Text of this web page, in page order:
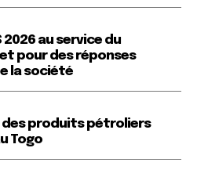
2026 au service du
pour des réponses
la société
des produits pétroliers
Togo